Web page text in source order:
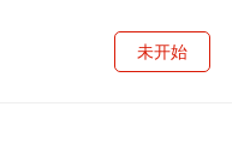
未开始